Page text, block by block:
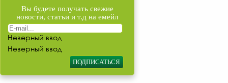
Вы будете получать свежие
новости, статьи и т.д на емейл
Неверный ввод
Неверный ввод